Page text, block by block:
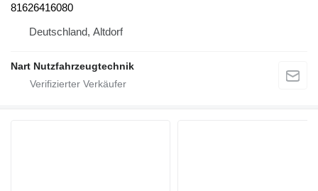
81626416080
Deutschland, Altdorf
Nart Nutzfahrzeugtechnik